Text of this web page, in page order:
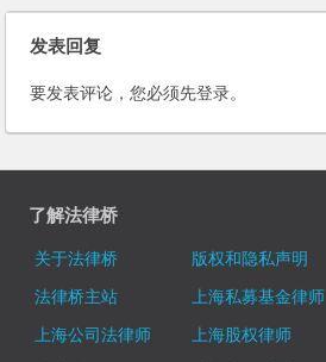
发表回复
要发表评论，您必须先登录。
了解法律桥
关于法律桥 版权和隐私声明
法律桥主站
上海私募基金律师
上海公司法律师
上海股权律师